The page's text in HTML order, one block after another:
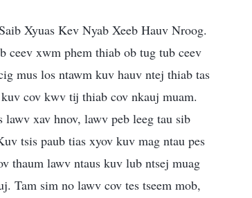
Xyuas Kev Nyab Xeeb Hauv Nroog.
ceev xwm phem thiab ob tug tub ceev
mus los ntawm kuv hauv ntej thiab tas
cov kwv tij thiab cov nkauj muam.
xav hnov, lawv peb leeg tau sib
tsis paub tias xyov kuv mag ntau pes
thaum lawv ntaus kuv lub ntsej muag
Tam sim no lawv cov tes tseem mob,